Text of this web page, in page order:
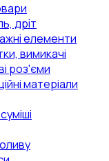
дріт
елементи
вимикачі
роз'єми
матеріали